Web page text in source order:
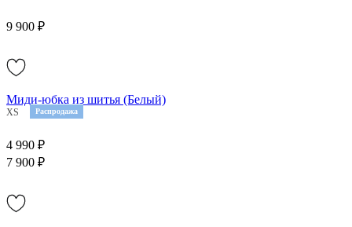
9 900 ₽
Распродажа
Миди-юбка из шитья (Белый)
XS
4 990 ₽
7 900 ₽